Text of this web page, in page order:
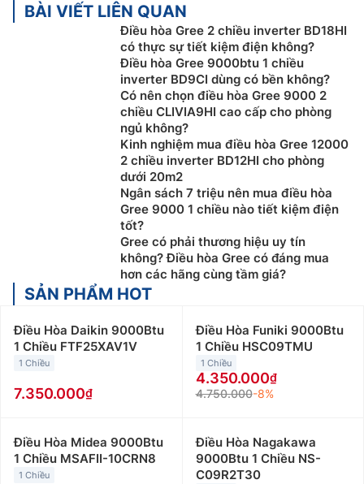
BÀI VIẾT LIÊN QUAN
Điều hòa Gree 2 chiều inverter BD18HI
có thực sự tiết kiệm điện không?
Điều hòa Gree 9000btu 1 chiều
inverter BD9CI dùng có bền không?
Có nên chọn điều hòa Gree 9000 2
chiều CLIVIA9HI cao cấp cho phòng
ngủ không?
Kinh nghiệm mua điều hòa Gree 12000
2 chiều inverter BD12HI cho phòng
dưới 20m2
Ngân sách 7 triệu nên mua điều hòa
Gree 9000 1 chiều nào tiết kiệm điện
tốt?
Gree có phải thương hiệu uy tín
không? Điều hòa Gree có đáng mua
hơn các hãng cùng tầm giá?
SẢN PHẨM HOT
Điều Hòa Daikin 9000Btu
1 Chiều FTF25XAV1V
1 Chiều
7.350.000
Điều Hòa Funiki 9000Btu
1 Chiều HSC09TMU
1 Chiều
4.350.000
4.750.000-8%
Điều Hòa Midea 9000Btu
1 Chiều MSAFII-10CRN8
1 Chiều
Điều Hòa Nagakawa
9000Btu 1 Chiều NS-
C09R2T30